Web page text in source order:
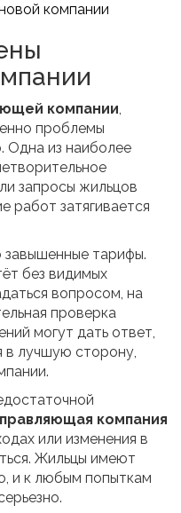
компании
компании,
проблемы
Одна из наиболее
запросы жильцов
работ затягивается
тарифы.
без видимых
вопросом, на
проверка
могут дать ответ,
в лучшую сторону,
компания
или изменения в
Жильцы имеют
и к любым попыткам